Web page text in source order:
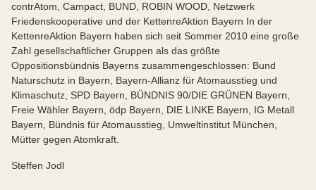
contrAtom, Campact, BUND, ROBIN WOOD, Netzwerk
Friedenskooperative und der KettenreAktion Bayern In der
KettenreAktion Bayern haben sich seit Sommer 2010 eine große
Zahl gesellschaftlicher Gruppen als das größte
Oppositionsbündnis Bayerns zusammengeschlossen: Bund
Naturschutz in Bayern, Bayern-Allianz für Atomausstieg und
Klimaschutz, SPD Bayern, BÜNDNIS 90/DIE GRÜNEN Bayern,
Freie Wähler Bayern, ödp Bayern, DIE LINKE Bayern, IG Metall
Bayern, Bündnis für Atomausstieg, Umweltinstitut München,
Mütter gegen Atomkraft.
Steffen Jodl